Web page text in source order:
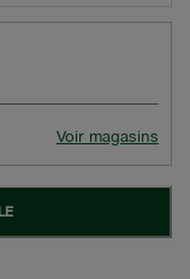
Voir magasins